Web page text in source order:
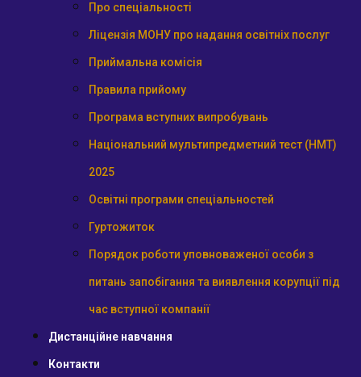
Про спеціальності
Ліцензія МОНУ про надання освітніх послуг
Приймальна комісія
Правила прийому
Програма вступних випробувань
Національний мультипредметний тест (НМТ)
2025
Освітні програми спеціальностей
Гуртожиток
Порядок роботи уповноваженої особи з
питань запобігання та виявлення корупції під
час вступної компанії
Дистанційне навчання
Контакти